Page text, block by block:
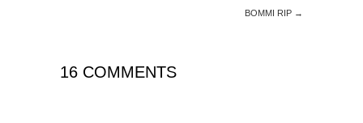
BOMMI RIP →
16 COMMENTS